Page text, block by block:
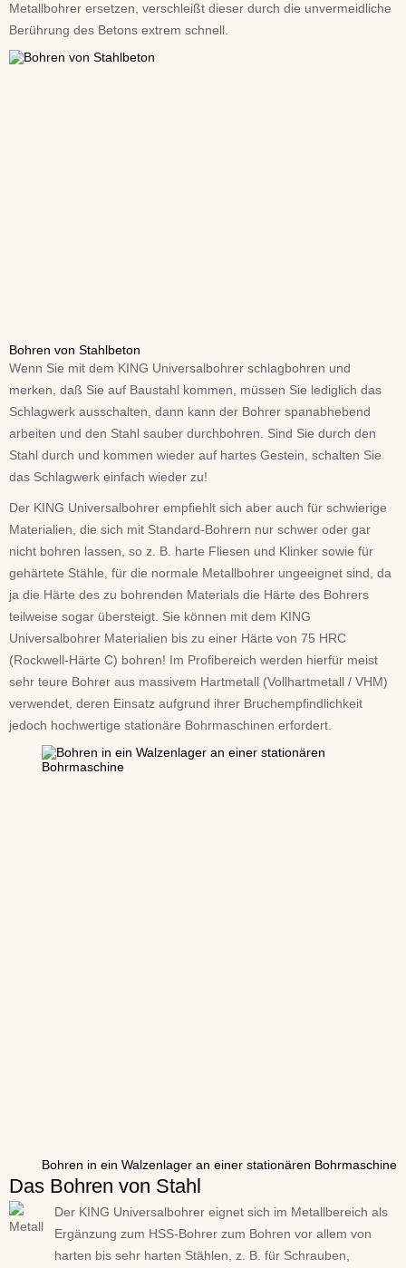
Metallbohrer ersetzen, verschleißt dieser durch die unvermeidliche
Berührung des Betons extrem schnell.
Bohren von Stahlbeton
Wenn Sie mit dem KING Universalbohrer schlagbohren und
merken, daß Sie auf Baustahl kommen, müssen Sie lediglich das
Schlagwerk ausschalten, dann kann der Bohrer spanabhebend
arbeiten und den Stahl sauber durchbohren. Sind Sie durch den
Stahl durch und kommen wieder auf hartes Gestein, schalten Sie
das Schlagwerk einfach wieder zu!
Der KING Universalbohrer empfiehlt sich aber auch für schwierige
Materialien, die sich mit Standard-Bohrern nur schwer oder gar
nicht bohren lassen, so z. B. harte Fliesen und Klinker sowie für
gehärtete Stähle, für die normale Metallbohrer ungeeignet sind, da
ja die Härte des zu bohrenden Materials die Härte des Bohrers
teilweise sogar übersteigt. Sie können mit dem KING
Universalbohrer Materialien bis zu einer Härte von 75 HRC
(Rockwell-Härte C) bohren! Im Profibereich werden hierfür meist
sehr teure Bohrer aus massivem Hartmetall (Vollhartmetall / VHM)
verwendet, deren Einsatz aufgrund ihrer Bruchempfindlichkeit
jedoch hochwertige stationäre Bohrmaschinen erfordert.
Bohren in ein Walzenlager an einer stationären Bohrmaschine
Das Bohren von Stahl
Der KING Universalbohrer eignet sich im Metallbereich als
Ergänzung zum HSS-Bohrer zum Bohren vor allem von
harten bis sehr harten Stählen, z. B. für Schrauben,